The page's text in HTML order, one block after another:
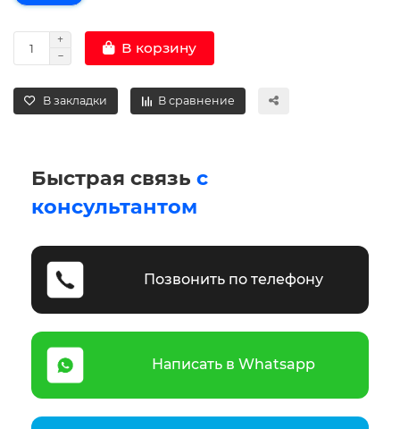
В корзину
В закладки В сравнение
Быстрая связь с
консультантом
Позвонить по телефону
Написать в Whatsapp